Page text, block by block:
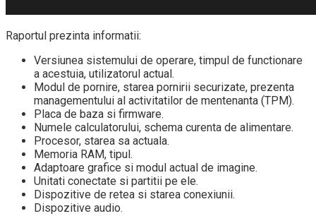
Raportul prezinta informatii:
Versiunea sistemului de operare, timpul de functionare
a acestuia, utilizatorul actual.
Modul de pornire, starea pornirii securizate, prezenta
managementului al activitatilor de mentenanta (TPM).
Placa de baza si firmware.
Numele calculatorului, schema curenta de alimentare.
Procesor, starea sa actuala.
Memoria RAM, tipul.
Adaptoare grafice si modul actual de imagine.
Unitati conectate si partitii pe ele.
Dispozitive de retea si starea conexiunii.
Dispozitive audio.